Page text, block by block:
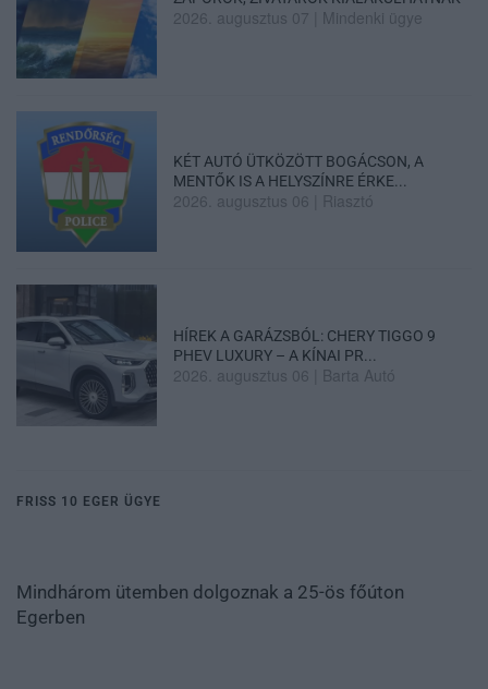
2026. augusztus 07 Mindenki ügye
KÉT AUTÓ ÜTKÖZÖTT BOGÁCSON, A
MENTŐK IS A HELYSZÍNRE ÉRKE...
2026. augusztus 06 Riasztó
HÍREK A GARÁZSBÓL: CHERY TIGGO 9
PHEV LUXURY – A KÍNAI PR...
2026. augusztus 06 Barta Autó
FRISS 10 EGER ÜGYE
Mindhárom ütemben dolgoznak a 25-ös főúton
Egerben